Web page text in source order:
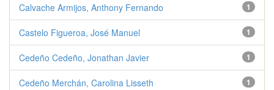
1
Calvache Armijos, Anthony Fernando
1
Castelo Figueroa, José Manuel
1
Cedeño Cedeño, Jonathan Javier
1
Cedeño Merchán, Carolina Lisseth